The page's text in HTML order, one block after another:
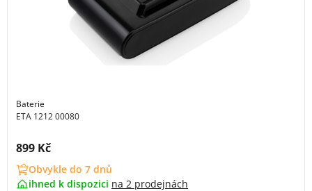
Baterie
ETA 1212 00080
Cena s DPH:
899 Kč
Obvykle do 7 dnů
ihned k dispozici na 2 prodejnách